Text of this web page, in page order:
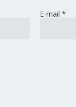
E-mail *